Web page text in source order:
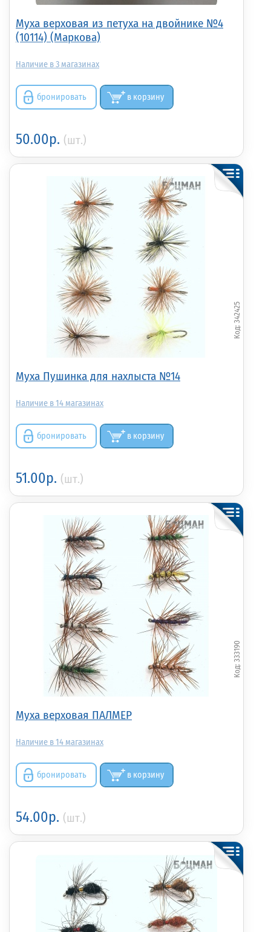
Муха верховая из петуха на двойнике №4
(10114) (Маркова)
3
бронировать в корзину
50.00р. (шт.)
Муха Пушинка для нахлыста №14
342425
14
бронировать в корзину
51.00р. (шт.)
Муха верховая ПАЛМЕР
333190
14
бронировать в корзину
54.00р. (шт.)